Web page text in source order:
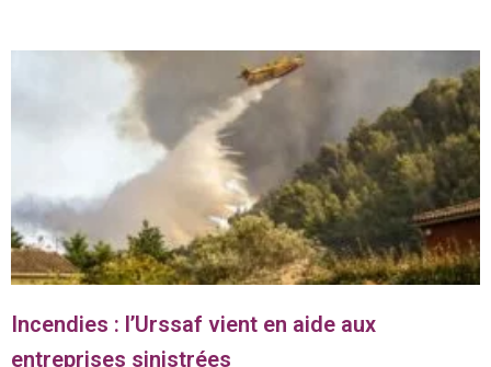
Incendies : l’Urssaf vient en aide aux
entreprises sinistrées